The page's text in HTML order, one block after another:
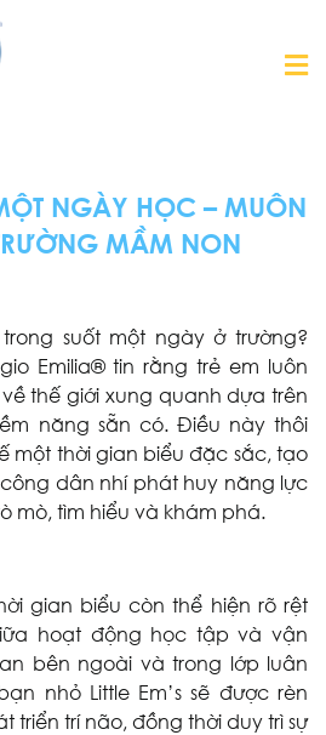
NGÀY HỌC – MUÔN
MẦM NON
suốt một ngày ở trường?
Emilia® tin rằng trẻ em luôn
thế giới xung quanh dựa trên
năng sẵn có. Điều này thôi
một thời gian biểu đặc sắc, tạo
dân nhí phát huy năng lực
mò, tìm hiểu và khám phá.
gian biểu còn thể hiện rõ rệt
hoạt động học tập và vận
bên ngoài và trong lớp luân
nhỏ Little Em’s sẽ được rèn
triển trí não, đồng thời duy trì sự